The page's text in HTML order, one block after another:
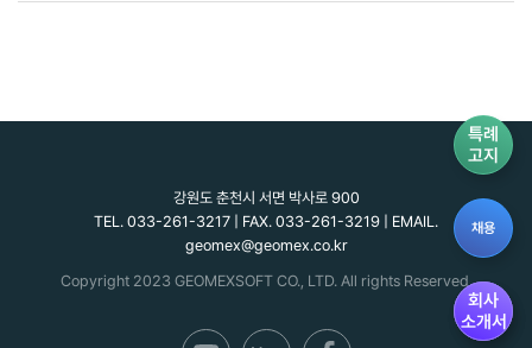
강원도 춘천시 서면 박사로 900
TEL. 033-261-3217 | FAX. 033-261-3219 | EMAIL.
geomex@geomex.co.kr
Copyright 2023 GEOMEXSOFT CO., LTD. All rights Reserved.
특례
고지
채용
회사
소개서
회사
소개서